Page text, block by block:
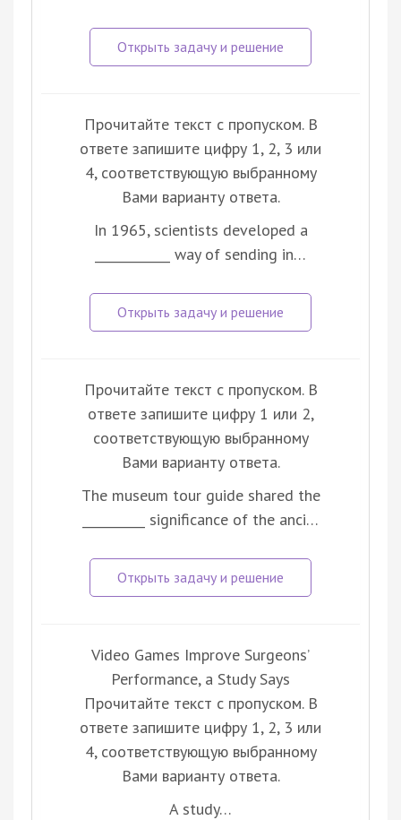
Прочитайте текст с пропуском. В
ответе запишите цифру 1, 2, 3 или
4, соответствующую выбранному
Вами варианту ответа.
In 1965, scientists developed a
____________ way of sending in…
Прочитайте текст с пропуском. В
ответе запишите цифру 1 или 2,
соответствующую выбранному
Вами варианту ответа.
The museum tour guide shared the
__________ significance of the anci…
Video Games Improve Surgeons’
Performance, a Study Says
Прочитайте текст с пропуском. В
ответе запишите цифру 1, 2, 3 или
4, соответствующую выбранному
Вами варианту ответа.
A study…